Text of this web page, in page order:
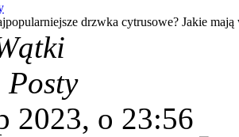
drzwka cytrusowe? Jakie mają
Posty
2023, o 23:56